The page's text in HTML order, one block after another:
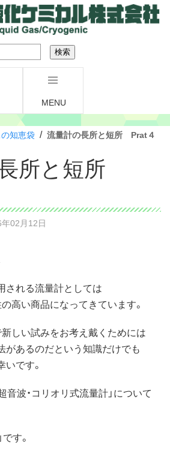
MENU
知恵袋 / 流量計の長所と短所 Prat４
所と短所
02月12日
される流量計としては
高い商品になってきています。
しい試みをお考え戴くためには
があるのだという知識だけでも
です。
音波・コリオリ式流量計」について
す。